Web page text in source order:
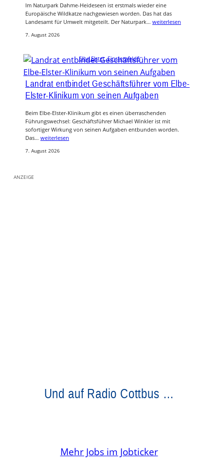
Im Naturpark Dahme-Heideseen ist erstmals wieder eine
Europäische Wildkatze nachgewiesen worden. Das hat das
Landesamt für Umwelt mitgeteilt. Der Naturpark… weiterlesen
7. August 2026
Elbe Elster, Finsterwalde
Landrat entbindet Geschäftsführer vom Elbe-
Elster-Klinikum von seinen Aufgaben
Beim Elbe-Elster-Klinikum gibt es einen überraschenden
Führungswechsel: Geschäftsführer Michael Winkler ist mit
sofortiger Wirkung von seinen Aufgaben entbunden worden.
Das… weiterlesen
7. August 2026
Und auf Radio Cottbus …
Mehr Jobs im Jobticker